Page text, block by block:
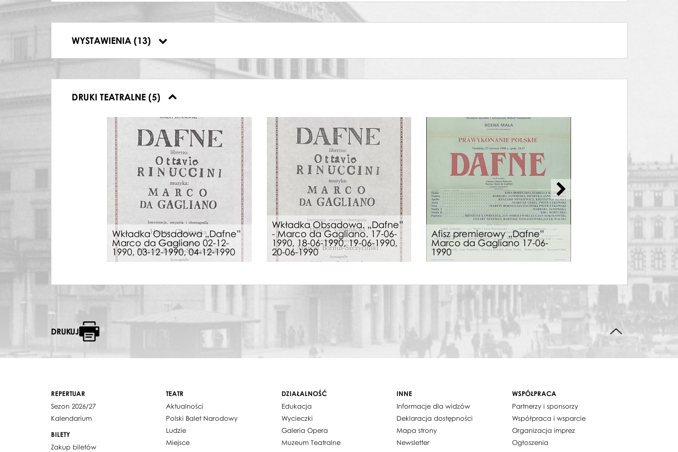
WYSTAWIENIA (13)
04.12.1990, Teatr Wielki w Warszawie, Dafne
17.03.1991, Teatr Wielki w Warszawie, Dafne
19.03.1991, Teatr Wielki w Warszawie, Dafne
DRUKI TEATRALNE (5)
Wkładka Obsadowa „Dafne”
Marco da Gagliano 02-12-
1990, 03-12-1990, 04-12-1990
Wkładka Obsadowa. „Dafne”
- Marco da Gagliano. 17-06-
1990, 18-06-1990, 19-06-1990,
20-06-1990
Afisz premierowy „Dafne”
Marco da Gagliano 17-06-
1990
Marco da
DRUKUJ
DO GÓRY STRONY
REPERTUAR
Sezon 2026/27
Kalendarium
BILETY
Zakup biletów
TEATR
Aktualności
Polski Balet Narodowy
Ludzie
Miejsce
DZIAŁALNOŚĆ
Edukacja
Wycieczki
Galeria Opera
Muzeum Teatralne
INNE
Informacje dla widzów
Deklaracja dostępności
Mapa strony
Newsletter
WSPÓŁPRACA
Partnerzy i sponsorzy
Współpraca i wsparcie
Organizacja imprez
Ogłoszenia